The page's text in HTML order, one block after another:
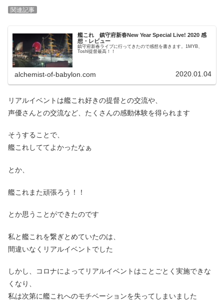
関連記事
艦これ 鎮守府新春New Year Special Live! 2020 感
想・レビュー
鎮守府新春ライブに行ってきたので感想を書きます。1MYB、
Toshl提督最高！！
alchemist-of-babylon.com 2020.01.04
リアルイベントは艦これ好きの提督との交流や、
声優さんとの交流など、たくさんの感動体験を得られます
そうすることで、
艦これしててよかったなぁ
とか、
艦これまた頑張ろう！！
とか思うことができたのです
私と艦これを繋ぎとめていたのは、
間違いなくリアルイベントでした
しかし、コロナによってリアルイベントはことごとく実施できな
くなり、
私は次第に艦これへのモチベーションを失ってしまいました